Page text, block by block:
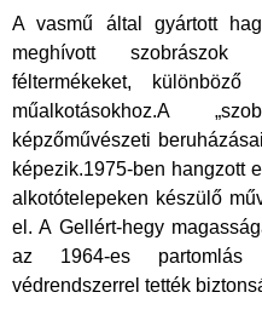
A vasmű által gyártott
meghívott szobrászok
féltermékeket,
műalkotásokhoz.A
képzőművészeti
képezik.1975-ben hangzott
alkotótelepeken készülő
el. A Gellért-hegy
az 1964-es partomlás
védrendszerrel tették